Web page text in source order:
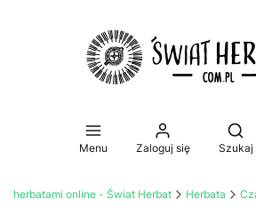
Menu Zaloguj się Szukaj
z herbatami online - Świat Herbat Herbata